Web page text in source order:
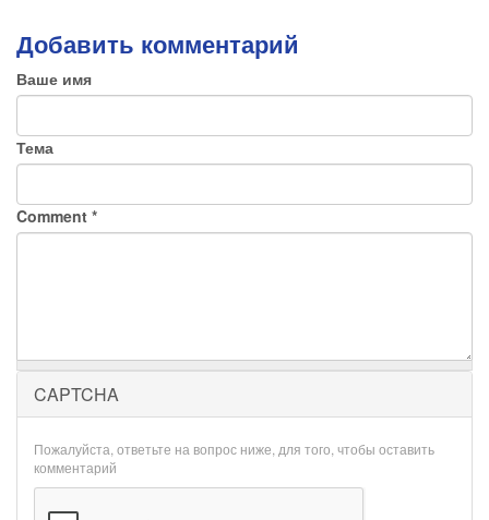
Добавить комментарий
Ваше имя
Тема
Comment *
CAPTCHA
Пожалуйста, ответьте на вопрос ниже, для того, чтобы оставить
комментарий